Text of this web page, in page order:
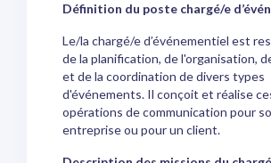
Définition du poste chargé/e
Le/la chargé/e d’événementiel est
de la planification, de l'organisation,
et de la coordination de divers types
d'événements. Il conçoit et réalise
opérations de communication pour
entreprise ou pour un client.